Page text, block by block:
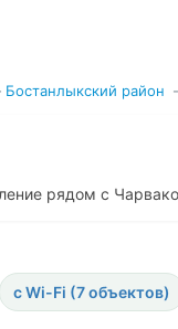
Бостанлыкский район
рядом с
с Wi-Fi (7 объектов)